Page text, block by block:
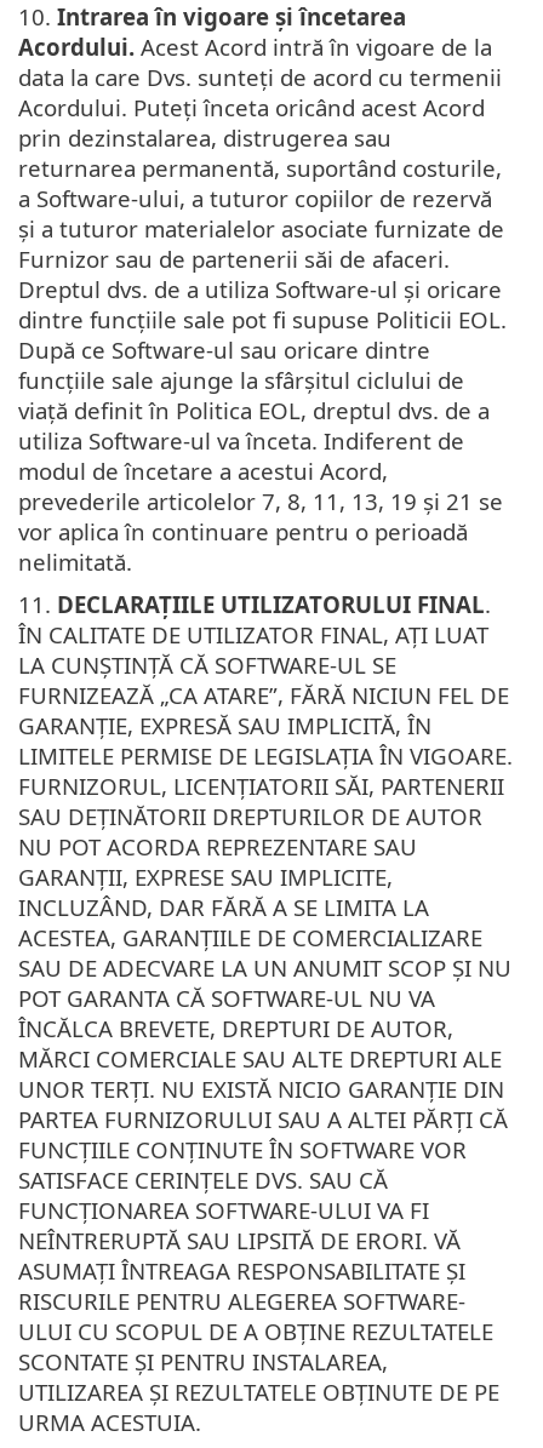
10. Intrarea în vigoare și încetarea
Acordului. Acest Acord intră în vigoare de la
data la care Dvs. sunteți de acord cu termenii
Acordului. Puteți înceta oricând acest Acord
prin dezinstalarea, distrugerea sau
returnarea permanentă, suportând costurile,
a Software-ului, a tuturor copiilor de rezervă
și a tuturor materialelor asociate furnizate de
Furnizor sau de partenerii săi de afaceri.
Dreptul dvs. de a utiliza Software-ul și oricare
dintre funcțiile sale pot fi supuse Politicii EOL.
După ce Software-ul sau oricare dintre
funcțiile sale ajunge la sfârșitul ciclului de
viață definit în Politica EOL, dreptul dvs. de a
utiliza Software-ul va înceta. Indiferent de
modul de încetare a acestui Acord,
prevederile articolelor 7, 8, 11, 13, 19 și 21 se
vor aplica în continuare pentru o perioadă
nelimitată.
11. DECLARAȚIILE UTILIZATORULUI FINAL.
ÎN CALITATE DE UTILIZATOR FINAL, AȚI LUAT
LA CUNȘTINȚĂ CĂ SOFTWARE-UL SE
FURNIZEAZĂ „CA ATARE”, FĂRĂ NICIUN FEL DE
GARANȚIE, EXPRESĂ SAU IMPLICITĂ, ÎN
LIMITELE PERMISE DE LEGISLAȚIA ÎN VIGOARE.
FURNIZORUL, LICENȚIATORII SĂI, PARTENERII
SAU DEȚINĂTORII DREPTURILOR DE AUTOR
NU POT ACORDA REPREZENTARE SAU
GARANȚII, EXPRESE SAU IMPLICITE,
INCLUZÂND, DAR FĂRĂ A SE LIMITA LA
ACESTEA, GARANȚIILE DE COMERCIALIZARE
SAU DE ADECVARE LA UN ANUMIT SCOP ȘI NU
POT GARANTA CĂ SOFTWARE-UL NU VA
ÎNCĂLCA BREVETE, DREPTURI DE AUTOR,
MĂRCI COMERCIALE SAU ALTE DREPTURI ALE
UNOR TERȚI. NU EXISTĂ NICIO GARANȚIE DIN
PARTEA FURNIZORULUI SAU A ALTEI PĂRȚI CĂ
FUNCȚIILE CONȚINUTE ÎN SOFTWARE VOR
SATISFACE CERINȚELE DVS. SAU CĂ
FUNCȚIONAREA SOFTWARE-ULUI VA FI
NEÎNTRERUPTĂ SAU LIPSITĂ DE ERORI. VĂ
ASUMAȚI ÎNTREAGA RESPONSABILITATE ȘI
RISCURILE PENTRU ALEGEREA SOFTWARE-
ULUI CU SCOPUL DE A OBȚINE REZULTATELE
SCONTATE ȘI PENTRU INSTALAREA,
UTILIZAREA ȘI REZULTATELE OBȚINUTE DE PE
URMA ACESTUIA.